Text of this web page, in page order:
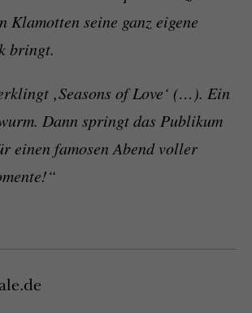
Klamotten seine ganz eigene
bringt.
‚Seasons of Love‘ (…). Ein
Dann springt das Publikum
einen famosen Abend voller